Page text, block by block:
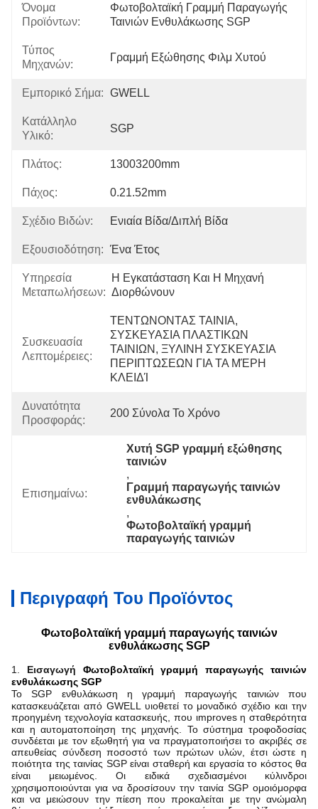
Όνομα
Προϊόντων:
Φωτοβολταϊκή Γραμμή Παραγωγής
Ταινιών Ενθυλάκωσης SGP
Τύπος
Μηχανών:
Γραμμή Εξώθησης Φιλμ Χυτού
Εμπορικό Σήμα: GWELL
Κατάλληλο
Υλικό:
SGP
Πλάτος: 13003200mm
Πάχος: 0.21.52mm
Σχέδιο Βιδών: Ενιαία Βίδα/διπλή Βίδα
Εξουσιοδότηση: Ένα Έτος
Υπηρεσία
Μεταπωλήσεων:
Η Εγκατάσταση Και Η Μηχανή
Διορθώνουν
Συσκευασία
Λεπτομέρειες:
ΤΕΝΤΩΝΟΝΤΑΣ ΤΑΙΝΙΑ,
ΣΥΣΚΕΥΑΣΙΑ ΠΛΑΣΤΙΚΩΝ
ΤΑΙΝΙΩΝ, ΞΥΛΙΝΗ ΣΥΣΚΕΥΑΣΙΑ
ΠΕΡΙΠΤΩΣΕΩΝ ΓΙΑ ΤΑ ΜΈΡΗ
ΚΛΕΙΔΊ
Δυνατότητα
Προσφοράς:
200 Σύνολα Το Χρόνο
Επισημαίνω:
Χυτή SGP γραμμή εξώθησης
ταινιών
,
Γραμμή παραγωγής ταινιών
ενθυλάκωσης
,
Φωτοβολταϊκή γραμμή
παραγωγής ταινιών
Περιγραφή Του Προϊόντος
Φωτοβολταϊκή γραμμή παραγωγής ταινιών
ενθυλάκωσης SGP
1. Εισαγωγή
Φωτοβολταϊκή γραμμή παραγωγής ταινιών
ενθυλάκωσης SGP
Το SGP
ενθυλάκωση
η γραμμή παραγωγής ταινιών που
κατασκευάζεται από GWELL υιοθετεί το μοναδικό σχέδιο και την
προηγμένη τεχνολογία κατασκευής , που ιmproves η σταθερότητα
και η αυτοματοποίηση της μηχανής. Το σύστημα τροφοδοσίας
συνδέεται με τον εξωθητή για να πραγματοποιήσει το ακριβές σε
απευθείας σύνδεση ποσοστό των πρώτων υλών, έτσι ώστε η
ποιότητα της ταινίας SGP είναι σταθερή και εργασία το κόστος θα
είναι
μειωμένος. Οι ειδικά σχεδιασμένοι κύλινδροι
χρησιμοποιούνται για να δροσίσουν την ταινία SGP ομοιόμορφα
και να μειώσουν την πίεση που προκαλείται με την ανώμαλη